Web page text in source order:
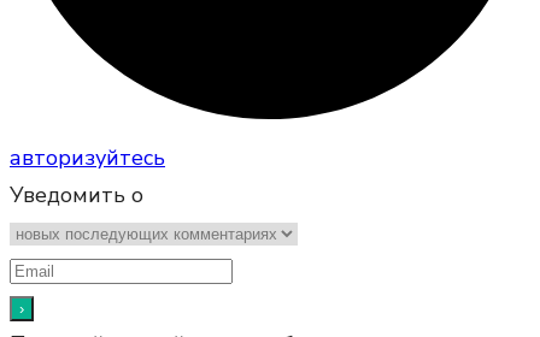
авторизуйтесь
Уведомить о